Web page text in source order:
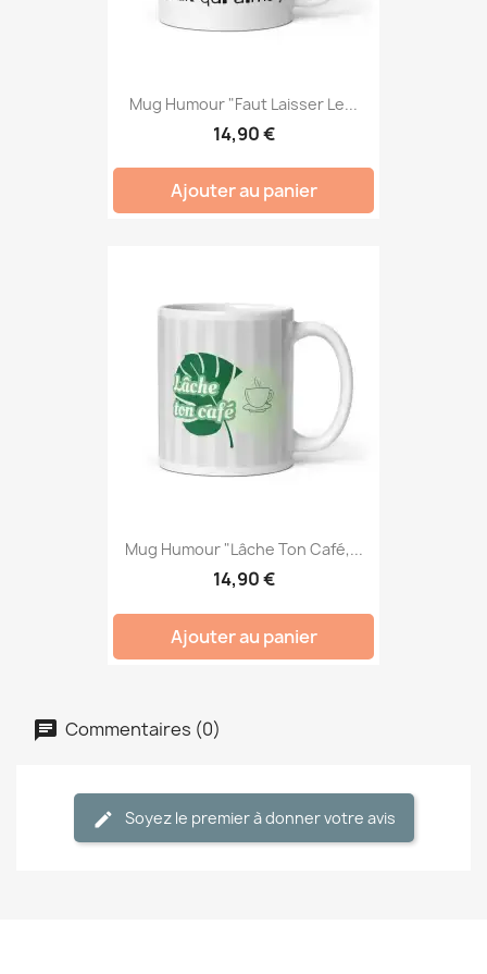
Mug Humour "Faut Laisser Le...
14,90 €
Ajouter au panier
Mug Humour "Lâche Ton Café,...
14,90 €
Ajouter au panier
Commentaires (0)
Soyez le premier à donner votre avis